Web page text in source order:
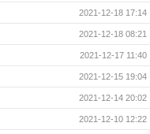
2021-12-18 17:14
2021-12-18 08:21
2021-12-17 11:40
2021-12-15 19:04
2021-12-14 20:02
2021-12-10 12:22